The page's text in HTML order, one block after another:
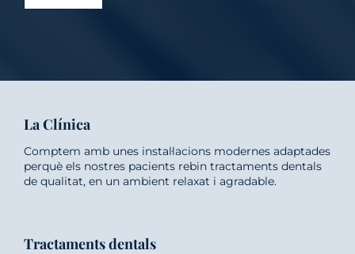
La Clínica
Comptem amb unes instal·lacions modernes adaptades
perquè els nostres pacients rebin tractaments dentals
de qualitat, en un ambient relaxat i agradable.
Tractaments dentals